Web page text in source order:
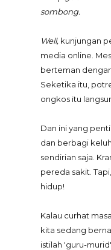
sombong.
Well, kunjungan
media online.
berteman
Seketika itu,
ongkos itu
Dan ini yang
dan berbagi
sendirian saja.
pereda sakit.
hidup!
Kalau curhat
kita sedang
istilah 'guru-